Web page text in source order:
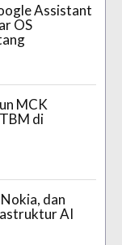
Assistant
OS
MCK
di
dan
AI